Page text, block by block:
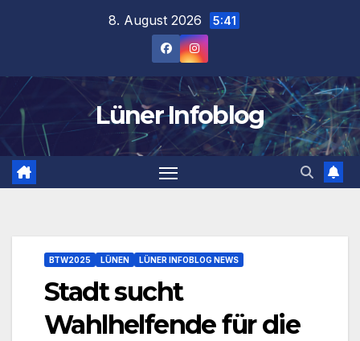
8. August 2026 5:41
Lüner Infoblog
BTW2025 LÜNEN LÜNER INFOBLOG NEWS
Stadt sucht
Wahlhelfende für die